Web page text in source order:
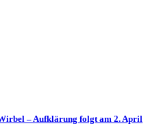
– Aufklärung folgt am 2. April